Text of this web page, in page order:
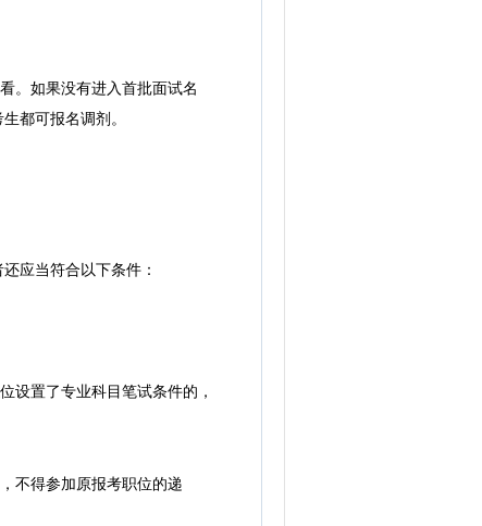
。如果没有进入首批面试名
都可报名调剂。
应当符合以下条件：
置了专业科目笔试条件的，
不得参加原报考职位的递